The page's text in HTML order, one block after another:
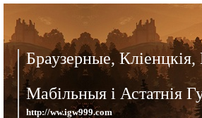
Браузерные,
Мабільныя і Астатнія
http://ww.igw999.com